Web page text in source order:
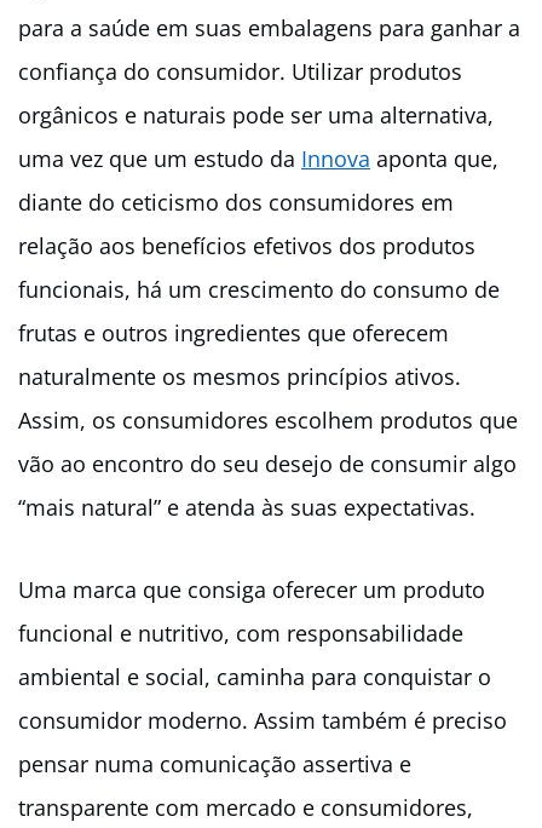
para a saúde em suas embalagens para ganhar a
confiança do consumidor. Utilizar produtos
orgânicos e naturais pode ser uma alternativa,
uma vez que um estudo da Innova aponta que,
diante do ceticismo dos consumidores em
relação aos benefícios efetivos dos produtos
funcionais, há um crescimento do consumo de
frutas e outros ingredientes que oferecem
naturalmente os mesmos princípios ativos.
Assim, os consumidores escolhem produtos que
vão ao encontro do seu desejo de consumir algo
“mais natural” e atenda às suas expectativas.
Uma marca que consiga oferecer um produto
funcional e nutritivo, com responsabilidade
ambiental e social, caminha para conquistar o
consumidor moderno. Assim também é preciso
pensar numa comunicação assertiva e
transparente com mercado e consumidores,